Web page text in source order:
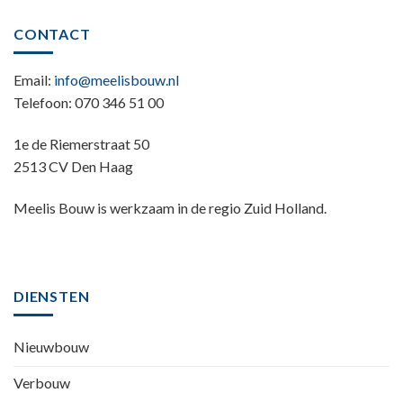
CONTACT
Email: info@meelisbouw.nl
Telefoon: 070 346 51 00
1e de Riemerstraat 50
2513 CV Den Haag
Meelis Bouw is werkzaam in de regio Zuid Holland.
DIENSTEN
Nieuwbouw
Verbouw